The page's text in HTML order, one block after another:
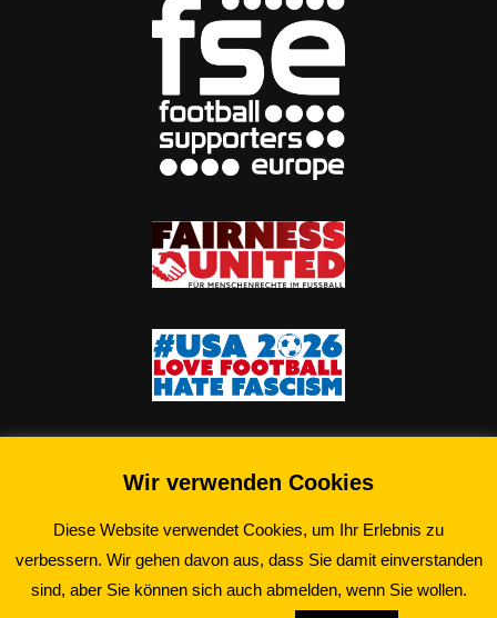
Wir verwenden Cookies
Diese Website verwendet Cookies, um Ihr Erlebnis zu
verbessern. Wir gehen davon aus, dass Sie damit einverstanden
sind, aber Sie können sich auch abmelden, wenn Sie wollen.